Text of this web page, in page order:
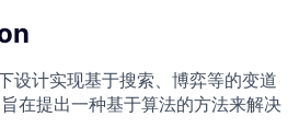
设计实现基于搜索、博弈等的变道
在提出一种基于算法的方法来解决